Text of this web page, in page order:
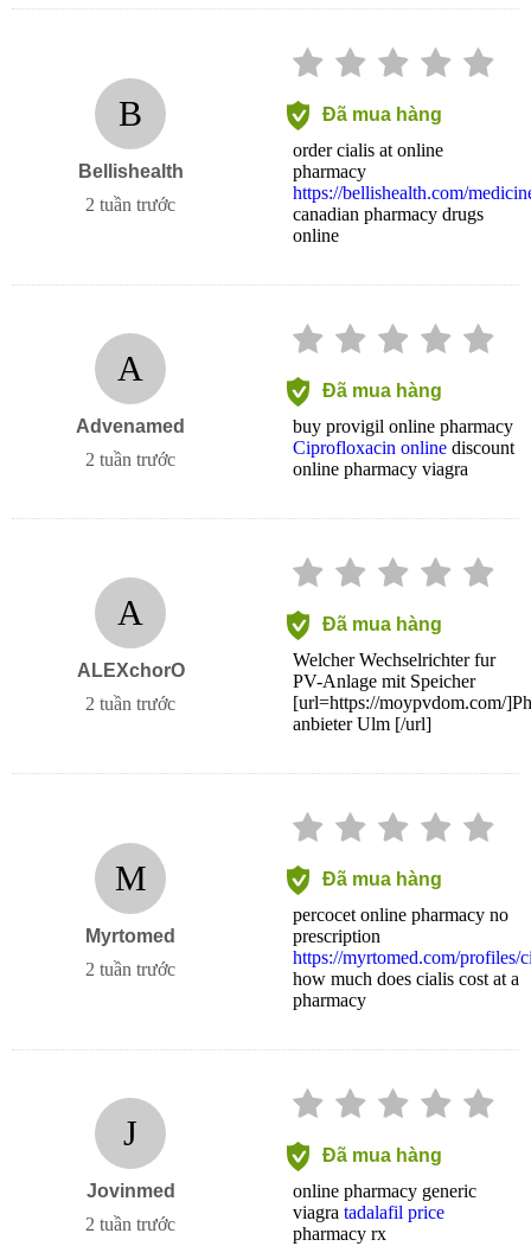
B
Bellishealth
2 tuần trước
Đã mua hàng
order cialis at online
pharmacy
https://bellishealth.com/
canadian pharmacy drugs
online
A
Advenamed
2 tuần trước
Đã mua hàng
buy provigil online pharmacy
Ciprofloxacin online discount
online pharmacy viagra
A
ALEXchorO
2 tuần trước
Đã mua hàng
Welcher Wechselrichter fur
PV-Anlage mit Speicher
[url=https://moypvdom.com/
anbieter Ulm [/url]
M
Myrtomed
2 tuần trước
Đã mua hàng
percocet online pharmacy no
prescription
https://myrtomed.com/profiles/
how much does cialis cost at a
pharmacy
J
Jovinmed
2 tuần trước
Đã mua hàng
online pharmacy generic
viagra tadalafil price
pharmacy rx